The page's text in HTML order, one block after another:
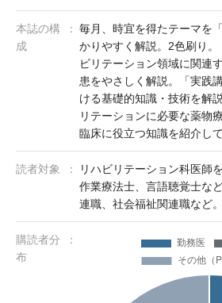
本誌の構
成
毎月、時宜を得たテーマを
かりやすく解説。2色刷り
ビリテーション領域に関連
患をやさしく解説。「実践
ける基礎的知識・技術を解
リテーションに必要な薬物
臨床に役立つ知識を紹介して
読者対象
リハビリテーション科医師
作業療法士、言語聴覚士な
連職、社会福祉関連職など。
購読者分
布